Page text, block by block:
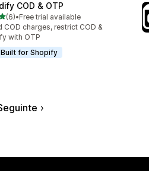
COD & OTP
5 estrelas
(6)de avaliações
•Free trial available
COD charges, restrict COD &
with OTP
Built for Shopify